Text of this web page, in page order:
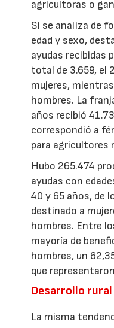
agricultoras o
Si se analiza de
edad y sexo,
ayudas recibidas
total de 3.659, el
mujeres,
hombres. La
años recibió
correspondió a
para agricultores
Hubo 265.474
ayudas con
40 y 65 años, de
destinado a
hombres. Entre
mayoría de
hombres, un
que
Desarrollo rural
La misma